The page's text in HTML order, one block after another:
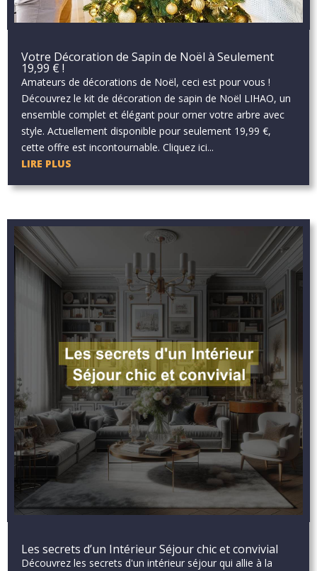
Votre Décoration de Sapin de Noël à Seulement
19,99 € !
Amateurs de décorations de Noël, ceci est pour vous !
Découvrez le kit de décoration de sapin de Noël LIHAO, un
ensemble complet et élégant pour orner votre arbre avec
style. Actuellement disponible pour seulement 19,99 €,
cette offre est incontournable. Cliquez ici...
LIRE PLUS
Les secrets d’un Intérieur Séjour chic et convivial
Découvrez les secrets d'un intérieur séjour qui allie à la